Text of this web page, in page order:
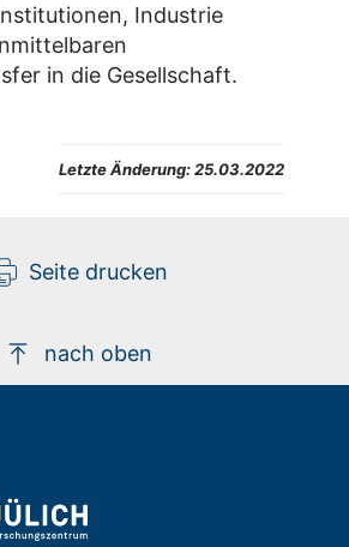
Industrie
in die Gesellschaft.
Letzte Änderung:25.03.2022
Seite drucken
nach oben